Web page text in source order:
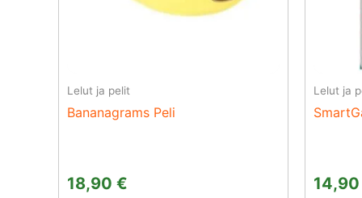
Lelut ja pelit
Bananagrams Peli
18,90 €
Lelut ja